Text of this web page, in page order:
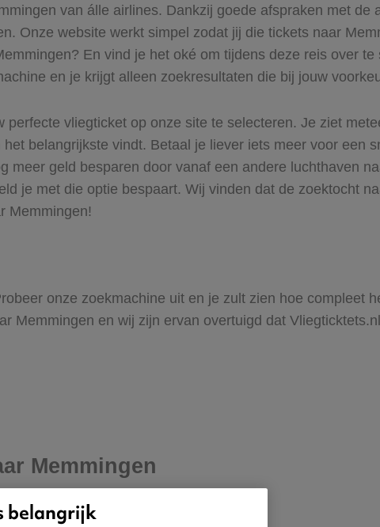
van álle airlines. Dankzij goede afspraken met de
Onze website werkt simpel zodat jij die tickets naar
En vind je het oké om tijdens deze reis over
en je krijgt alleen zoekresultaten die bij jouw
vliegticket op onze site te selecteren. Je ziet
belangrijkste vindt. Betaal je liever iets meer voor een
meer geld besparen door vanaf een andere luchthaven
je met die optie bespaart. Wij vinden dat de zoektocht
Memmingen!
onze zoekmachine uit en je zult zien hoe compleet
Memmingen en wij zijn ervan overtuigd dat
Memmingen
belangrijk